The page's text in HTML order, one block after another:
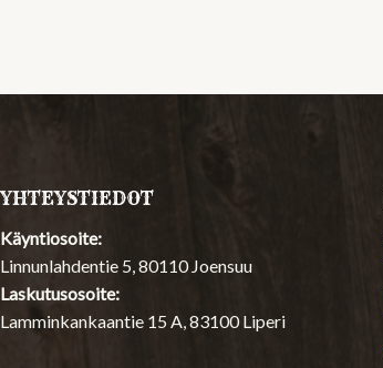
YHTEYSTIEDOT
Käyntiosoite:
Linnunlahdentie 5, 80110 Joensuu
Laskutusosoite:
Lamminkankaantie 15 A, 83100 Liperi